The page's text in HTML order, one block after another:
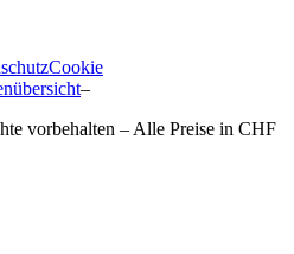
Cookie
–
vorbehalten – Alle Preise in CHF